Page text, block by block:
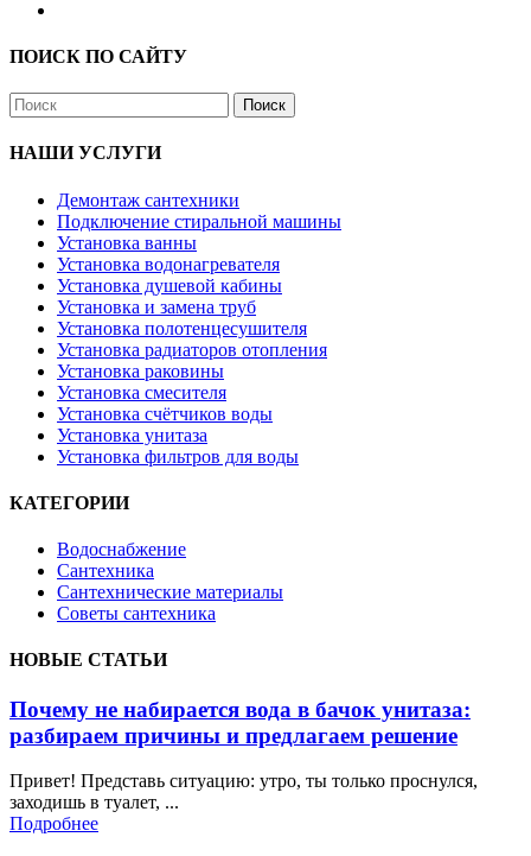
ПОИСК ПО САЙТУ
Поиск
НАШИ УСЛУГИ
Демонтаж сантехники
Подключение стиральной машины
Установка ванны
Установка водонагревателя
Установка душевой кабины
Установка и замена труб
Установка полотенцесушителя
Установка радиаторов отопления
Установка раковины
Установка смесителя
Установка счётчиков воды
Установка унитаза
Установка фильтров для воды
КАТЕГОРИИ
Водоснабжение
Сантехника
Сантехнические материалы
Советы сантехника
НОВЫЕ СТАТЬИ
Почему не набирается вода в бачок унитаза:
разбираем причины и предлагаем решение
Привет! Представь ситуацию: утро, ты только проснулся,
заходишь в туалет, ...
Подробнее